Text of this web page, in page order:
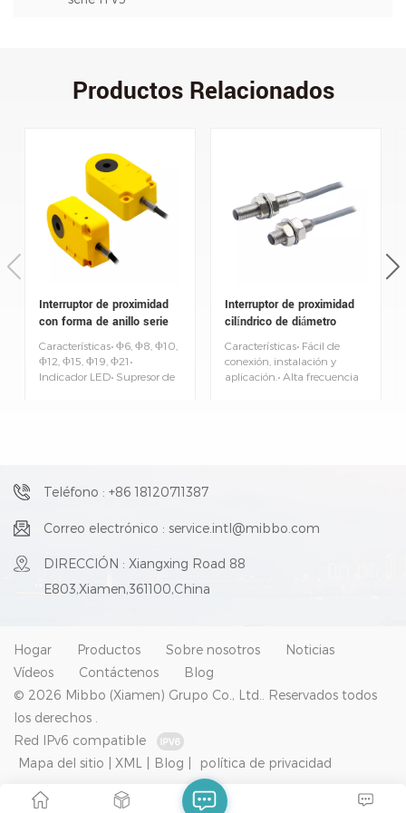
Productos Relacionados
Interruptor de proximidad
con forma de anillo serie
IGA
Características• Φ6, Φ8, Φ10,
Φ12, Φ15, Φ19, Φ21•
Indicador LED• Supresor de
Interruptor de proximidad
cilíndrico de diámetro
pequeño serie IM
Características• Fácil de
conexión, instalación y
aplicación.• Alta frecuencia
Teléfono : +86 18120711387
Correo electrónico : service.intl@mibbo.com
DIRECCIÓN : Xiangxing Road 88
E803,Xiamen,361100,China
Hogar Productos Sobre nosotros
Noticias
Vídeos
Contáctenos
Blog
© 2026 Mibbo (Xiamen) Grupo Co., Ltd.. Reservados todos
los derechos .
Red IPv6 compatible
Mapa del sitio
XML Blog política de privacidad